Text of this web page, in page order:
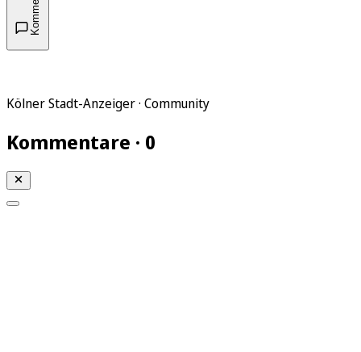
Kölner Stadt-Anzeiger · Community
Kommentare · 0